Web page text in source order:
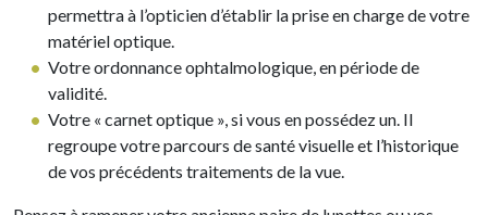
permettra à l’opticien d’établir la prise en charge de votre
matériel optique.
Votre ordonnance ophtalmologique, en période de
validité.
Votre « carnet optique », si vous en possédez un. Il
regroupe votre parcours de santé visuelle et l’historique
de vos précédents traitements de la vue.